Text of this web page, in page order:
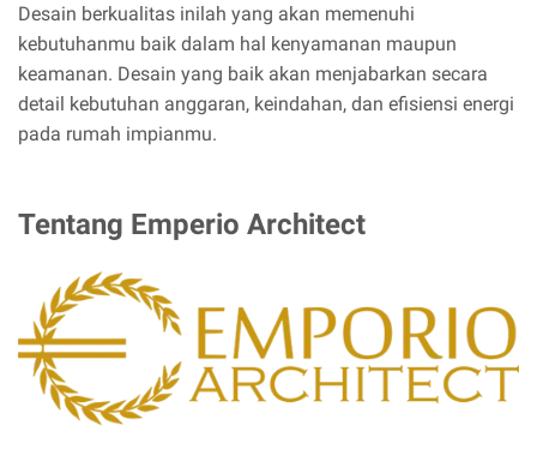
Desain berkualitas inilah yang akan memenuhi
kebutuhanmu baik dalam hal kenyamanan maupun
keamanan. Desain yang baik akan menjabarkan secara
detail kebutuhan anggaran, keindahan, dan efisiensi energi
pada rumah impianmu.
Tentang Emperio Architect